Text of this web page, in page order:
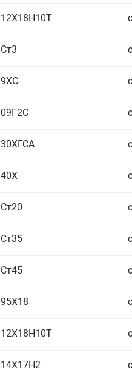
12Х18Н10Т
Ст3
9ХС
09Г2С
30ХГСА
40Х
Ст20
Ст35
Ст45
95Х18
12Х18Н10Т
14Х17Н2